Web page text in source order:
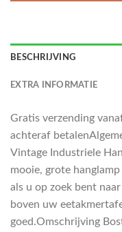
BESCHRIJVING
EXTRA INFORMATIE
Gratis verzending
achteraf
Vintage Industriele
mooie, grote
als u op zoek bent
boven uw
goed.Omschrijving